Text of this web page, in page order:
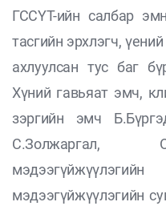
ГССҮТ-ийн салбар
тасгийн эрхлэгч,
ахлуулсан тус баг
Хүний гавьяат эмч,
зэргийн эмч
С.Золжаргал,
мэдээгүйжүүлэгийн